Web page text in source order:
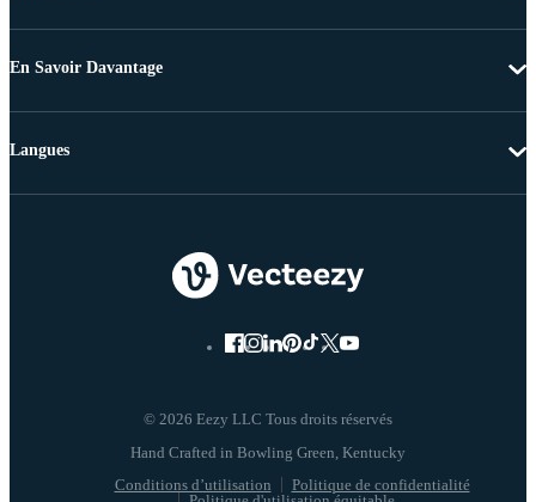
En Savoir Davantage
© 2026 Eezy LLC Tous droits réservés
Conditions d’utilisation
Politique de confidentialité
Langues